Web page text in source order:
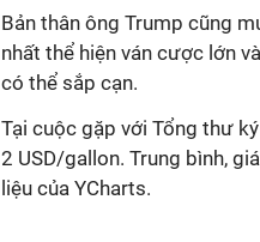
Bản thân ông Trump cũng
nhất thể hiện ván cược lớn
có thể sắp cạn.
Tại cuộc gặp với Tổng thư
2 USD/gallon. Trung bình,
liệu của YCharts.